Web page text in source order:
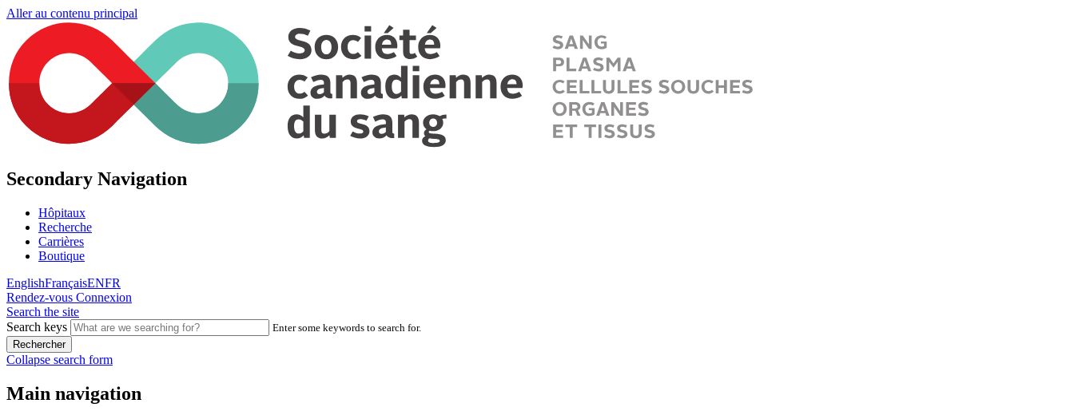
Aller au contenu principal
Secondary Navigation
Hôpitaux
Recherche
Carrières
Boutique
EnglishFrançaisENFR
Rendez-vous Connexion
Search the site
Search keys
Enter some keywords to search for.
Collapse search form
Main navigation